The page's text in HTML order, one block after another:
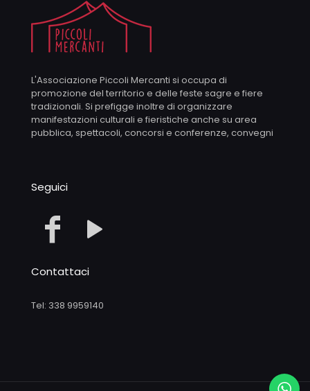
L'Associazione Piccoli Mercanti si occupa di
promozione del territorio e delle feste sagre e fiere
tradizionali. Si prefigge inoltre di organizzare
manifestazioni culturali e fieristiche anche su area
pubblica, spettacoli, concorsi e conferenze, convegni
Seguici
Contattaci
Tel: 338 9959140